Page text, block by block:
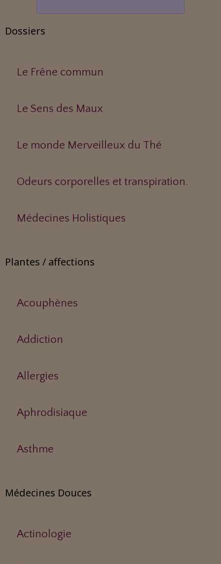
Dossiers
Le Frêne commun
Le Sens des Maux
Le monde Merveilleux du Thé
Odeurs corporelles et transpiration.
Médecines Holistiques
Plantes / affections
Acouphènes
Addiction
Allergies
Aphrodisiaque
Asthme
Médecines Douces
Actinologie